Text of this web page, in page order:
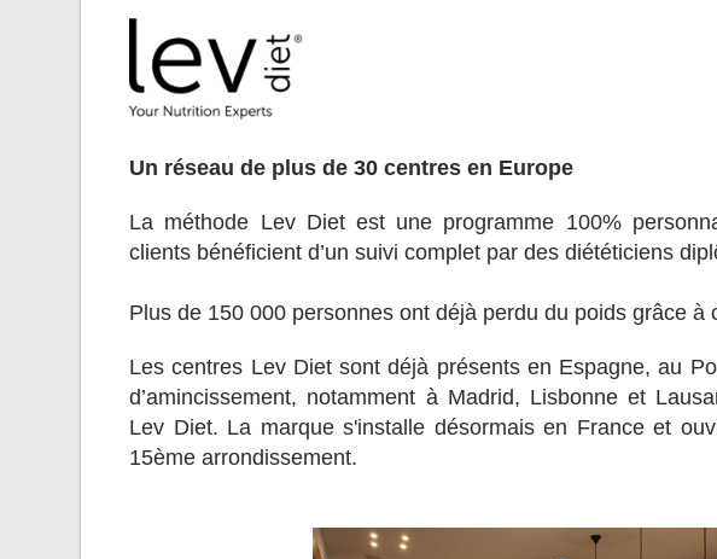
Un réseau de plus de 30 centres en Europe
La méthode Lev Diet est une programme 100%
clients bénéficient d’un suivi complet par des diététiciens
Plus de 150 000 personnes ont déjà perdu du poids grâce à
Les centres Lev Diet sont déjà présents en Espagne, au
d’amincissement, notamment à Madrid, Lisbonne et
Lev Diet. La marque s'installe désormais en France et
15ème arrondissement.